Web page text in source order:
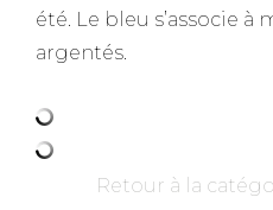
été. Le bleu s’associe à
argentés.
Retour à la